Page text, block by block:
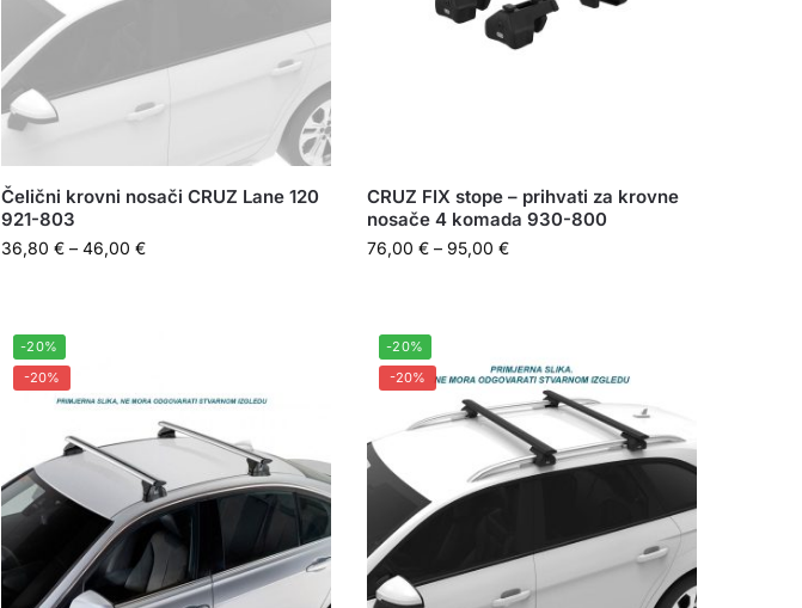
Čelični krovni nosači CRUZ Lane 120
921-803
36,80 € – 46,00 €
CRUZ FIX stope – prihvati za krovne
nosače 4 komada 930-800
76,00€ – 95,00€
-20%
-20%
-20%
-20%